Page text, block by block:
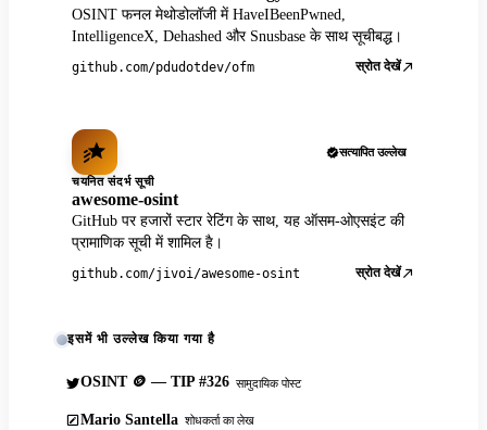
OSINT फनल मेथोडोलॉजी में HaveIBeenPwned,
IntelligenceX, Dehashed और Snusbase के साथ सूचीबद्ध।
github.com/pdudotdev/ofm स्रोत देखें
सत्यापित उल्लेख
चयनित संदर्भ सूची
awesome-osint
GitHub पर हजारों स्टार रेटिंग के साथ, यह ऑसम-ओएसइंट की
प्रामाणिक सूची में शामिल है।
github.com/jivoi/awesome-osint स्रोत देखें
इसमें भी उल्लेख किया गया है
OSINT 🪙 — TIP #326 सामुदायिक पोस्ट
Mario Santella शोधकर्ता का लेख